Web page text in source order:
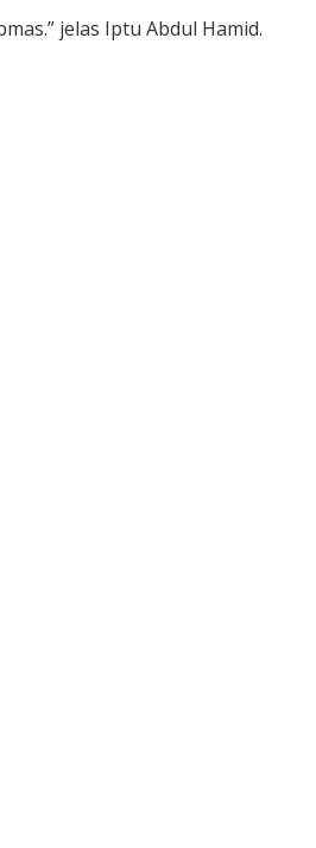
jelas Iptu Abdul Hamid.